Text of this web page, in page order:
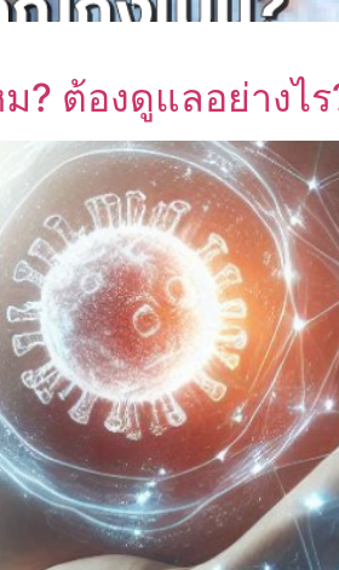
? ต้องดูแลอย่างไร